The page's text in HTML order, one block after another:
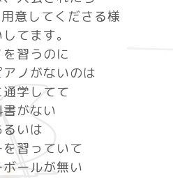
意してくださる様
てます。
習うのに
ノがないのは
学してて
書がない
るいは
習っていて
ールが無い